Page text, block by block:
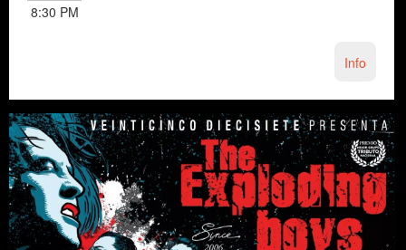
8:30 PM
Info